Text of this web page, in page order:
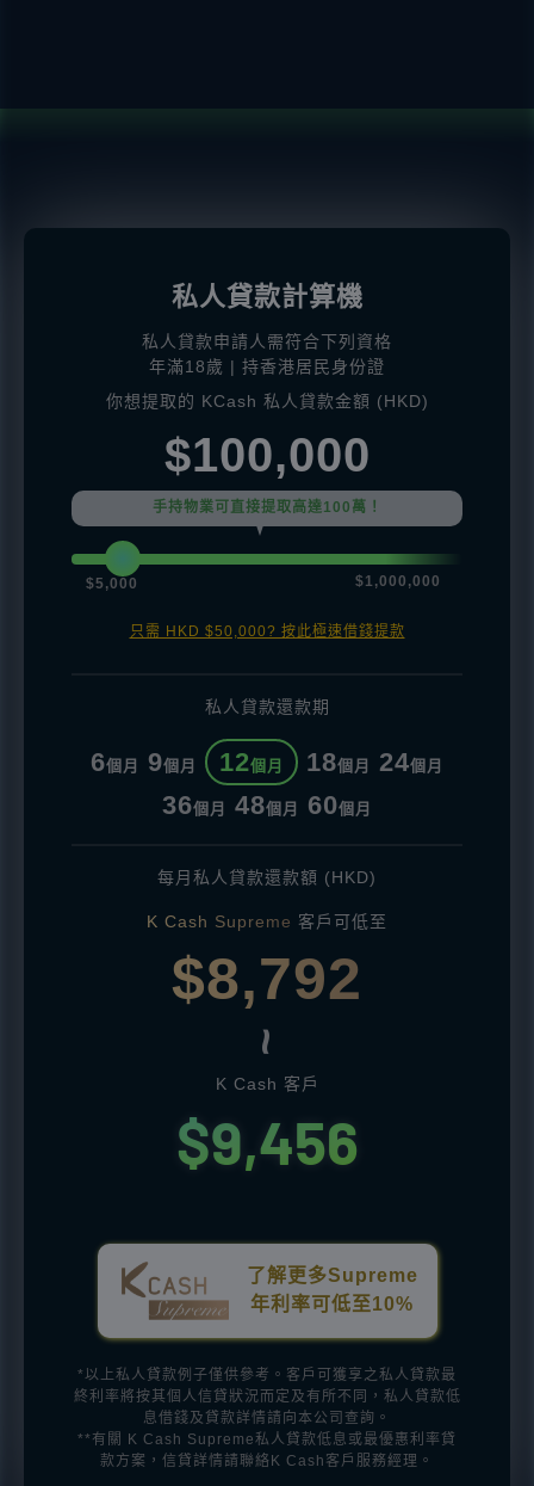
私人貸款計算機
私人貸款申請人需符合下列資格
年滿18歲 | 持香港居民身份證
你想提取的 KCash 私人貸款金額 (HKD)
$100,000
手持物業可直接提取高達100萬！
$5,000 $1,000,000
只需 HKD $50,000? 按此極速借錢提款
私人貸款還款期
6個月 9個月 12個月 18個月 24個月
36個月 48個月 60個月
每月私人貸款還款額 (HKD)
K Cash Supreme 客戶可低至
$8,792
~
K Cash 客戶
$9,456
了解更多Supreme
年利率可低至10%
*以上私人貸款例子僅供參考。客戶可獲享之私人貸款最
終利率將按其個人信貸狀況而定及有所不同，私人貸款低
息借錢及貸款詳情請向本公司查詢。
**有關 K Cash Supreme私人貸款低息或最優惠利率貸
款方案，信貸詳情請聯絡K Cash客戶服務經理。